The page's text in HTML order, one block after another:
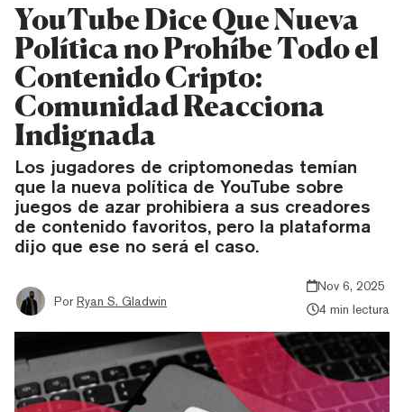
YouTube Dice Que Nueva
Política no Prohíbe Todo el
Contenido Cripto:
Comunidad Reacciona
Indignada
Los jugadores de criptomonedas temían
que la nueva política de YouTube sobre
juegos de azar prohibiera a sus creadores
de contenido favoritos, pero la plataforma
dijo que ese no será el caso.
Por Ryan S. Gladwin
Nov 6, 2025
4 min lectura